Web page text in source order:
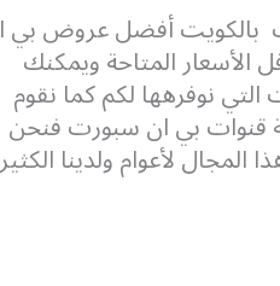
بالكويت أفضل عروض بي
المتاحة ويمكنك
نوفرهها لكم كما نقوم
قنوات بي ان سبورت فنحن
لأعوام ولدينا